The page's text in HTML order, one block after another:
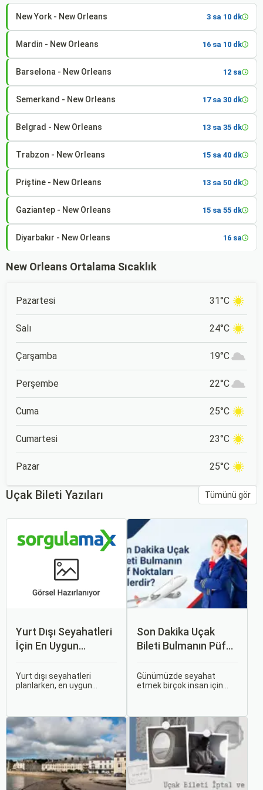
New York - New Orleans 3 sa 10 dk
Mardin - New Orleans 16 sa 10 dk
Barselona - New Orleans 12 sa
Semerkand - New Orleans 17 sa 30 dk
Belgrad - New Orleans 13 sa 35 dk
Trabzon - New Orleans 15 sa 40 dk
Priştine - New Orleans 13 sa 50 dk
Gaziantep - New Orleans 15 sa 55 dk
Diyarbakır - New Orleans 16 sa
New Orleans Ortalama Sıcaklık
Pazartesi 31°C
Salı 24°C
Çarşamba 19°C
Perşembe 22°C
Cuma 25°C
Cumartesi 23°C
Pazar 25°C
Uçak Bileti Yazıları Tümünü gör
Yurt Dışı Seyahatleri
İçin En Uygun
Yurt dışı seyahatleri
planlarken, en uygun
daha keyifli bir tatil
geçirmenizi sağlar. Bu
yazıda, mevsimsel
değişiklikleri, özel tatil
günlerini ve Sorgulamax.
Son Dakika Uçak
Bileti Bulmanın Püf
Günümüzde seyahat
etmek birçok insan için
son dakikaya kalabiliyor ve
bu durumda uygun fiyatlı
uçak bileti bulmak
zorlaşabiliyor.